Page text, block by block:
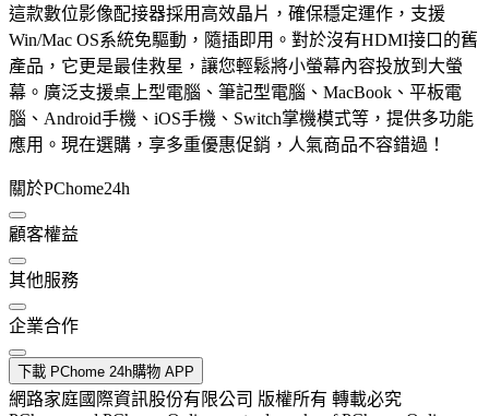
這款數位影像配接器採用高效晶片，確保穩定運作，支援
Win/Mac OS系統免驅動，隨插即用。對於沒有HDMI接口的舊
產品，它更是最佳救星，讓您輕鬆將小螢幕內容投放到大螢
幕。廣泛支援桌上型電腦、筆記型電腦、MacBook、平板電
腦、Android手機、iOS手機、Switch掌機模式等，提供多功能
應用。現在選購，享多重優惠促銷，人氣商品不容錯過！
關於PChome24h
顧客權益
其他服務
企業合作
下載 PChome 24h購物 APP
網路家庭國際資訊股份有限公司 版權所有 轉載必究